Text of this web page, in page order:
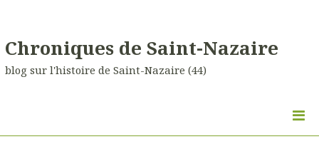
Chroniques de Saint-Nazaire
blog sur l'histoire de Saint-Nazaire (44)